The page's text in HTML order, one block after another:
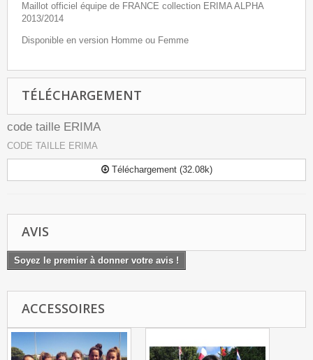
Maillot officiel équipe de FRANCE collection ERIMA ALPHA
2013/2014
Disponible en version Homme ou Femme
TÉLÉCHARGEMENT
code taille ERIMA
CODE TAILLE ERIMA
Téléchargement (32.08k)
AVIS
Soyez le premier à donner votre avis !
ACCESSOIRES